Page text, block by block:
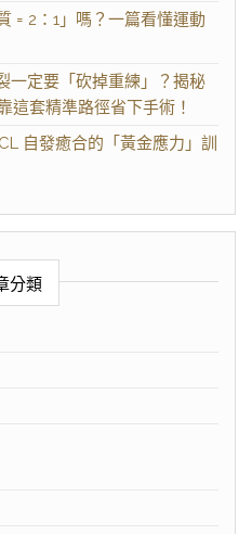
= 2：1」嗎？一篇看懂運動
一定要「砍掉重練」？揭秘
這套精準路徑省下手術！
自發癒合的「黃金應力」訓
分類